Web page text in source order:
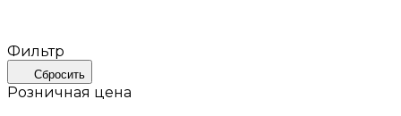
Фильтр
Сбросить
Розничная цена